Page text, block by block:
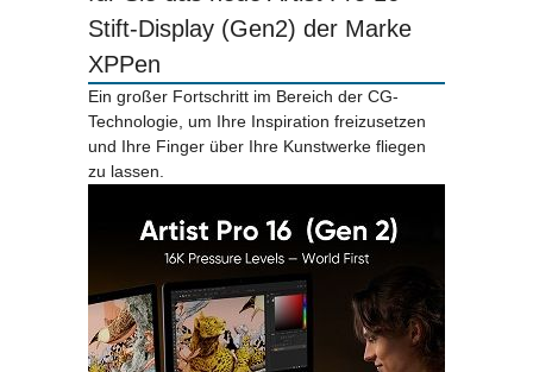
Stift-Display (Gen2) der Marke
XPPen
Ein großer Fortschritt im Bereich der CG-
Technologie, um Ihre Inspiration freizusetzen
und Ihre Finger über Ihre Kunstwerke fliegen
zu lassen.